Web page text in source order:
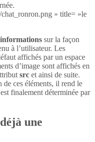
» title= »le
informations sur la façon
à l’utilisateur. Les
affichés par un espace
d’image sont affichés en
src et ainsi de suite.
ces éléments, il rend le
finalement déterminée par
une